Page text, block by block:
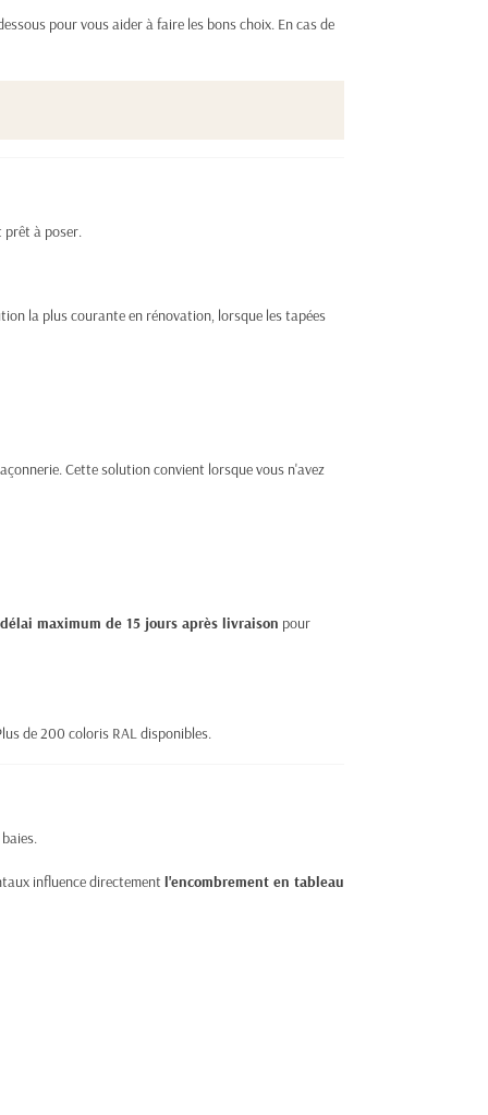
pour vous aider à faire les bons choix. En cas de
prêt à poser.
la plus courante en rénovation, lorsque les tapées
Cette solution convient lorsque vous n'avez
maximum de 15 jours après livraison pour
de 200 coloris RAL disponibles.
influence directement l'encombrement en tableau